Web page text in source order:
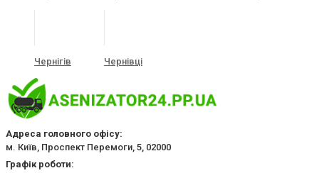
Чернігів Чернівці
Адреса головного офісу:
м. Київ, Проспект Перемоги, 5, 02000
Графік роботи: